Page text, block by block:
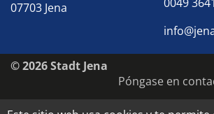
07703 Jena
© 2026 Stadt Jena
Póngase en